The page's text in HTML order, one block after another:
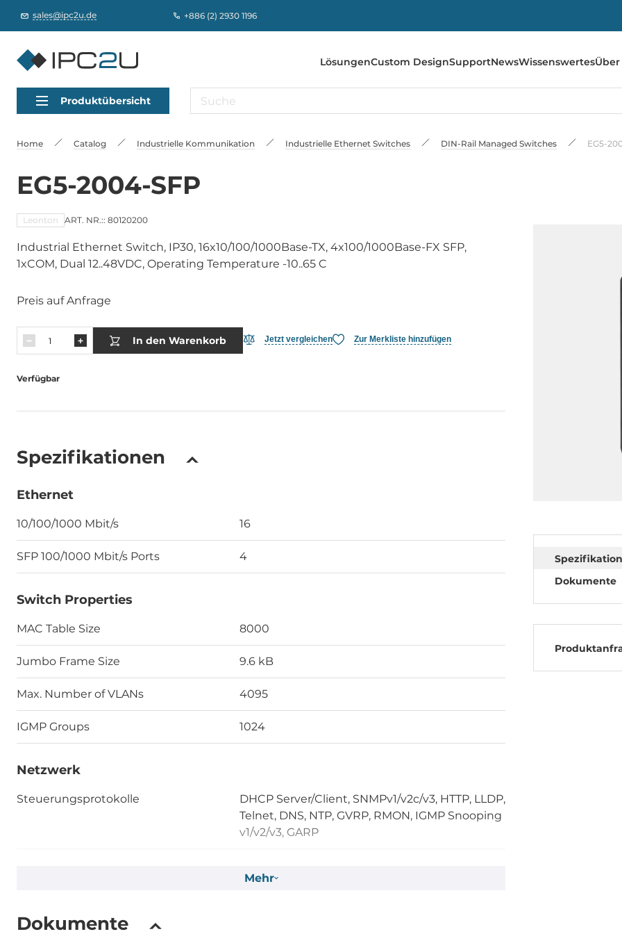
sales@ipc2u.de +886 (2) 2930 1196
LösungenCustom DesignSupportNewsWissenswertes
Produktübersicht
Home Catalog Industrielle Kommunikation Industrielle Ethernet Switches DIN-Rail Managed Switches EG5-
EG5-2004-SFP
Leonton ART. NR.:: 80120200
Industrial Ethernet Switch, IP30, 16x10/100/1000Base-TX, 4x100/1000Base-FX SFP,
1xCOM, Dual 12..48VDC, Operating Temperature -10..65 C
Preis auf Anfrage
In den Warenkorb Jetzt vergleichen Zur Merkliste hinzufügen
Verfügbar
Spezifikationen
Ethernet
10/100/1000 Mbit/s 16
SFP 100/1000 Mbit/s Ports 4
Switch Properties
MAC Table Size 8000
Jumbo Frame Size 9.6 kB
Max. Number of VLANs 4095
IGMP Groups 1024
Netzwerk
Steuerungsprotokolle
DHCP Server/Client, SNMPv1/v2c/v3, HTTP, LLDP,
Telnet, DNS, NTP, GVRP, RMON, IGMP Snooping
v1/v2/v3, GARP
IEEE Norm
Mehr
Dokumente
Dokumente